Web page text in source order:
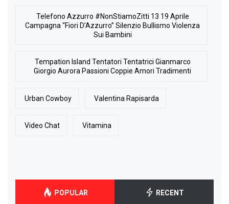
Telefono Azzurro #NonStiamoZitti 13 19 Aprile
Campagna “Fiori D’Azzurro” Silenzio Bullismo Violenza
Sui Bambini
Tempation Island Tentatori Tentatrici Gianmarco
Giorgio Aurora Passioni Coppie Amori Tradimenti
Urban Cowboy Valentina Rapisarda
Video Chat Vitamina
POPULAR RECENT